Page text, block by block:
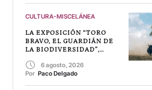
CULTURA-MISCELÁNEA
LA EXPOSICIÓN “TORO
BRAVO, EL GUARDIÁN DE
LA BIODIVERSIDAD”,
6 agosto, 2026
Por Paco Delgado